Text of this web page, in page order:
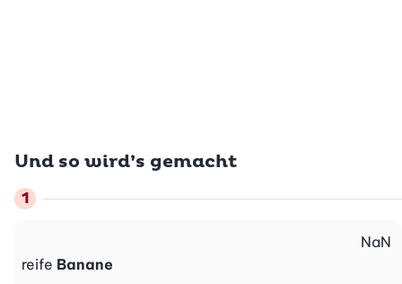
Und so wird’s gemacht
reife Banane
NaN